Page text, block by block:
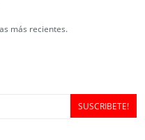
más recientes.